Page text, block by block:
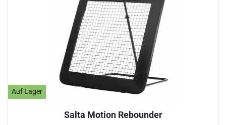
Auf Lager
Salta Motion Rebounder